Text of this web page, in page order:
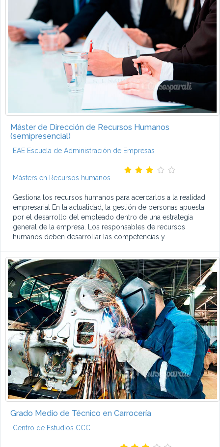
Máster de Dirección de Recursos Humanos
(semipresencial)
EAE Escuela de Administración de Empresas
Másters en Recursos humanos
Gestiona los recursos humanos para acercarlos a la realidad
empresarial En la actualidad, la gestión de personas apuesta
por el desarrollo del empleado dentro de una estrategia
general de la empresa. Los responsables de recursos
humanos deben desarrollar las competencias y...
Grado Medio de Técnico en Carrocería
Centro de Estudios CCC